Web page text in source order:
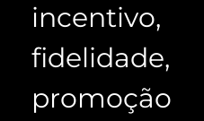
incentivo,
fidelidade,
promoção